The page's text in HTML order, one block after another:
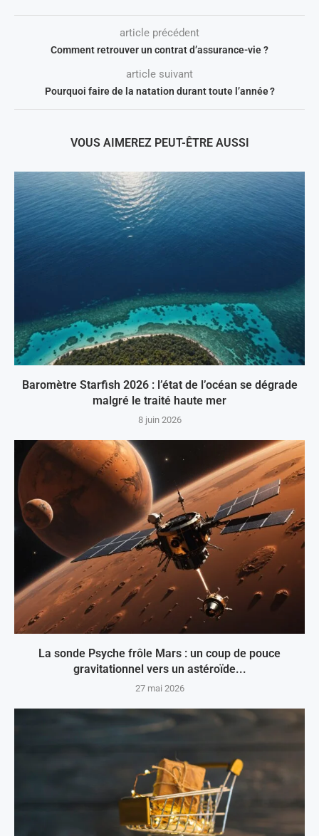
article précédent
Comment retrouver un contrat d’assurance-vie ?
article suivant
Pourquoi faire de la natation durant toute l’année ?
VOUS AIMEREZ PEUT-ÊTRE AUSSI
Baromètre Starfish 2026 : l’état de l’océan se dégrade
malgré le traité haute mer
8 juin 2026
La sonde Psyche frôle Mars : un coup de pouce
gravitationnel vers un astéroïde...
27 mai 2026